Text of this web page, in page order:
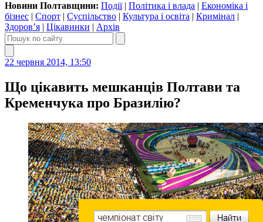
Новини Полтавщини: Події| Політика і влада | Економіка і
бізнес | Спорт | Суспільство | Культура і освіта | Кримінал |
Здоров’я | Цікавинки | Архів
22 червня 2014, 13:50
Що цікавить мешканців Полтави та
Кременчука про Бразилію?